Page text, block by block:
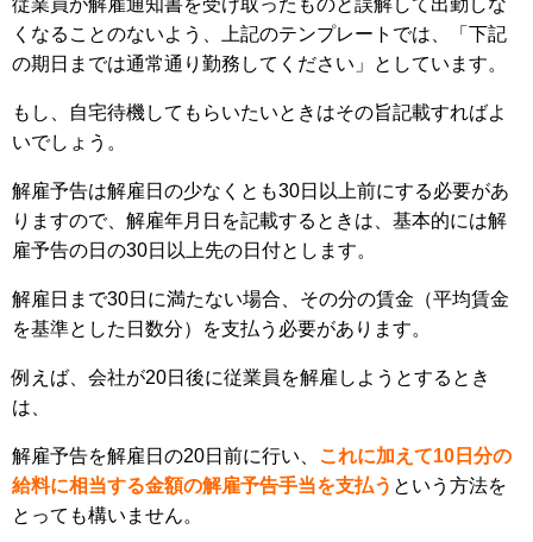
従業員が解雇通知書を受け取ったものと誤解して出勤しな
くなることのないよう、上記のテンプレートでは、「下記
の期日までは通常通り勤務してください」としています。
もし、自宅待機してもらいたいときはその旨記載すればよ
いでしょう。
解雇予告は解雇日の少なくとも30日以上前にする必要があ
りますので、解雇年月日を記載するときは、基本的には解
雇予告の日の30日以上先の日付とします。
解雇日まで30日に満たない場合、その分の賃金（平均賃金
を基準とした日数分）を支払う必要があります。
例えば、会社が20日後に従業員を解雇しようとするとき
は、
解雇予告を解雇日の20日前に行い、 これに加えて10日分の
給料に相当する金額の解雇予告手当を支払う という方法を
とっても構いません。